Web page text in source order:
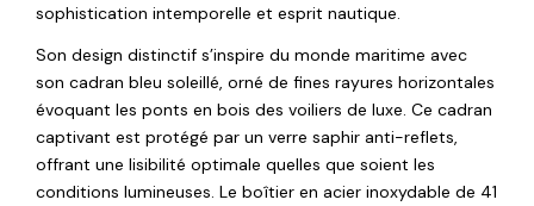
sophistication intemporelle et esprit nautique.
Son design distinctif s’inspire du monde maritime avec
son cadran bleu soleillé, orné de fines rayures horizontales
évoquant les ponts en bois des voiliers de luxe. Ce cadran
captivant est protégé par un verre saphir anti-reflets,
offrant une lisibilité optimale quelles que soient les
conditions lumineuses. Le boîtier en acier inoxydable de 41